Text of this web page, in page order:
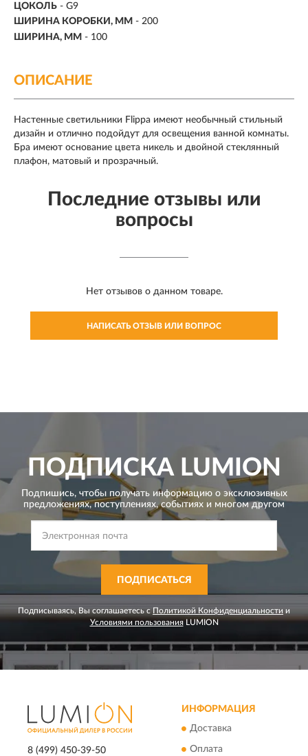
ЦОКОЛЬ - G9
ШИРИНА КОРОБКИ, ММ - 200
ШИРИНА, ММ - 100
ОПИСАНИЕ
Настенные светильники Flippa имеют необычный стильный
дизайн и отлично подойдут для освещения ванной комнаты.
Бра имеют основание цвета никель и двойной стеклянный
плафон, матовый и прозрачный.
Последние отзывы или
вопросы
Нет отзывов о данном товаре.
НАПИСАТЬ ОТЗЫВ ИЛИ ВОПРОС
ПОДПИСКАLUMION
Подпишись, чтобы получать информацию о эксклюзивных
предложениях,поступлениях, событиях и многом другом
ПОДПИСАТЬСЯ
Подписываясь, Вы соглашаетесь сПолитикой Конфиденциальности и
Условиями пользованияLUMION
8 (499) 450-39-50
ИНФОРМАЦИЯ
Доставка
Оплата